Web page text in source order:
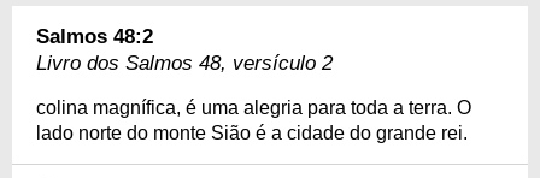
Salmos 48:2
Livro dos Salmos 48, versículo 2
colina magnífica, é uma alegria para toda a terra. O
lado norte do monte Sião é a cidade do grande rei.